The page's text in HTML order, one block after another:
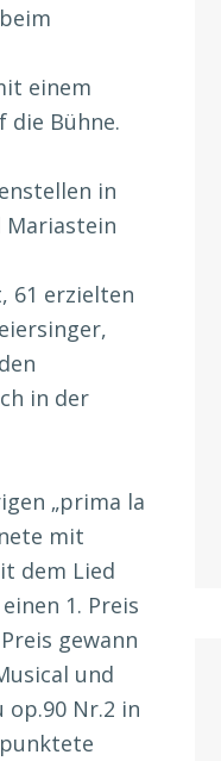
einem
die Bühne.
in
Mariastein
61 erzielten
in der
„prima la
mit
dem Lied
1. Preis
gewann
und
Nr.2 in